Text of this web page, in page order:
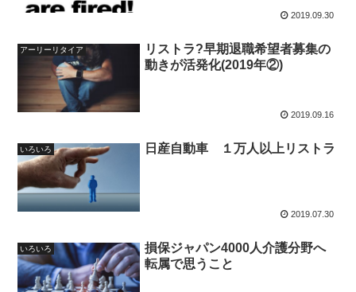
2019.09.30
アーリーリタイア
リストラ?早期退職希望者募集の
動きが活発化(2019年②)
2019.09.16
いろいろ 日産自動車 １万人以上リストラ
2019.07.30
いろいろ
損保ジャパン4000人介護分野へ
転属で思うこと